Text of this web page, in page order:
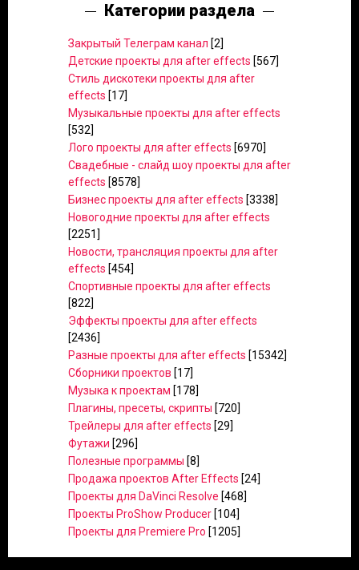
Категории раздела
Закрытый Телеграм канал [2]
Детские проекты для after effects [567]
Стиль дискотеки проекты для after
effects [17]
Музыкальные проекты для after effects
[532]
Лого проекты для after effects [6970]
Свадебные - слайд шоу проекты для after
effects [8578]
Бизнес проекты для after effects [3338]
Новогодние проекты для after effects
[2251]
Новости, трансляция проекты для after
effects [454]
Спортивные проекты для after effects
[822]
Эффекты проекты для after effects
[2436]
Разные проекты для after effects [15342]
Сборники проектов [17]
Музыка к проектам [178]
Плагины, пресеты, скрипты [720]
Трейлеры для after effects [29]
Футажи [296]
Полезные программы [8]
Продажа проектов After Effects [24]
Проекты для DaVinci Resolve [468]
Проекты ProShow Producer [104]
Проекты для Premiere Pro [1205]